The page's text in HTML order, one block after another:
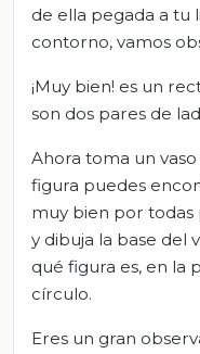
de ella pegada a tu
contorno, vamos
¡Muy bien! es un
son dos pares de
Ahora toma un
figura puedes
muy bien por
y dibuja la base del
qué figura es, en la
círculo.
Eres un gran